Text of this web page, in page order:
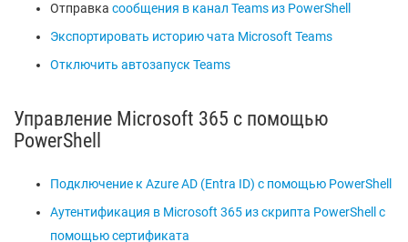
Отправка сообщения в канал Teams из PowerShell
Экспортировать историю чата Microsoft Teams
Отключить автозапуск Teams
Управление Microsoft 365 с помощью
PowerShell
Подключение к Azure AD (Entra ID) с помощью PowerShell
Аутентификация в Microsoft 365 из скрипта PowerShell с
помощью сертификата